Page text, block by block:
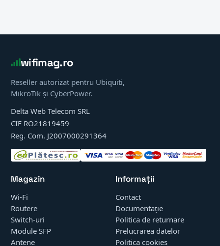
wifimag.ro
Reseller autorizat pentru Ubiquiti,
MikroTik și CyberPower.
Delta Web Telecom SRL
CIF RO21819459
Reg. Com. J2007000291364
Magazin
Wi-Fi
Routere
Switch-uri
Module SFP
Antene
Informații
Contact
Documentație
Politica de returnare
Prelucrarea datelor
Politica cookies